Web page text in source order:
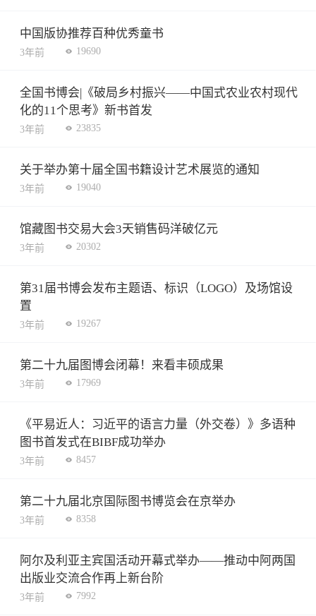
中国版协推荐百种优秀童书
3年前 19690
全国书博会|《破局乡村振兴——中国式农业农村现代
化的11个思考》新书首发
3年前 23835
关于举办第十届全国书籍设计艺术展览的通知
3年前 19040
馆藏图书交易大会3天销售码洋破亿元
3年前 20302
第31届书博会发布主题语、标识（LOGO）及场馆设
置
3年前 19267
第二十九届图博会闭幕！来看丰硕成果
3年前 17969
《平易近人：习近平的语言力量（外交卷）》多语种
图书首发式在BIBF成功举办
3年前 8457
第二十九届北京国际图书博览会在京举办
3年前 8358
阿尔及利亚主宾国活动开幕式举办——推动中阿两国
出版业交流合作再上新台阶
3年前 7992